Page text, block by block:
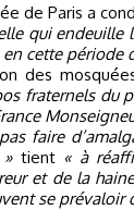
de Paris a
qui endeuille
cette période
des
fraternels du
faire
tient « à
et de la
se prévaloir